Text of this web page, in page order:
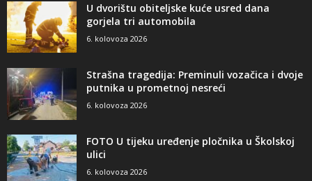
U dvorištu obiteljske kuće usred dana
gorjela tri automobila
6. kolovoza 2026
Strašna tragedija: Preminuli vozačica i dvoje
putnika u prometnoj nesreći
6. kolovoza 2026
FOTO U tijeku uređenje pločnika u Školskoj
ulici
6. kolovoza 2026